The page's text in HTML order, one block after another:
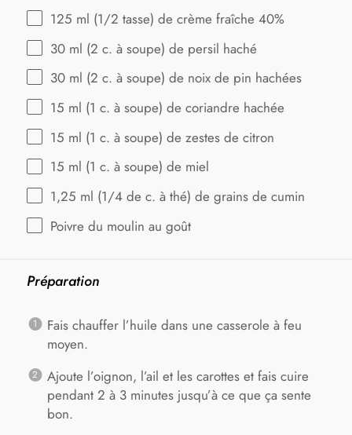
125 ml (1/2 tasse) de crème fraîche 40%
30 ml (2 c. à soupe) de persil haché
30 ml (2 c. à soupe) de noix de pin hachées
15 ml (1 c. à soupe) de coriandre hachée
15 ml (1 c. à soupe) de zestes de citron
15 ml (1 c. à soupe) de miel
1,25 ml (1/4 de c. à thé) de grains de cumin
Poivre du moulin au goût
Préparation
Fais chauffer l’huile dans une casserole à feu
moyen.
Ajoute l’oignon, l’ail et les carottes et fais cuire
pendant 2 à 3 minutes jusqu’à ce que ça sente
bon.